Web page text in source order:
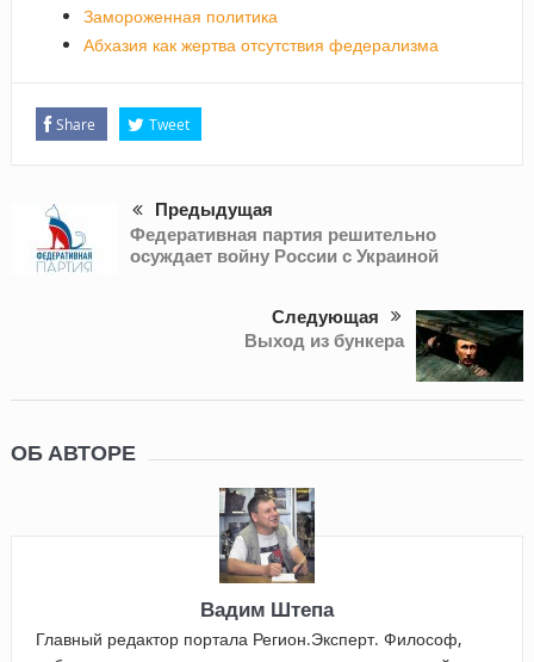
Замороженная политика
Абхазия как жертва отсутствия федерализма
Share Tweet
Предыдущая
Федеративная партия решительно
осуждает войну России с Украиной
Следующая
Выход из бункера
ОБ АВТОРЕ
Вадим Штепа
Главный редактор портала Регион.Эксперт. Философ,